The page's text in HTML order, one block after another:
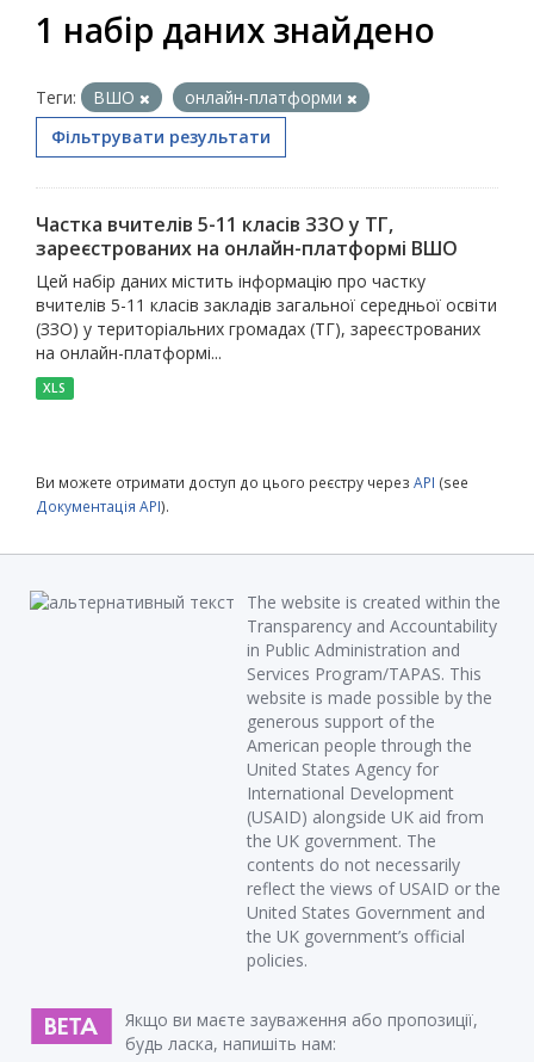
1 набір даних знайдено
Теги: ВШО
онлайн-платформи
Фільтрувати результати
Частка вчителів 5-11 класів ЗЗО у ТГ,
зареєстрованих на онлайн-платформі ВШО
Цей набір даних містить інформацію про частку
вчителів 5-11 класів закладів загальної середньої освіти
(ЗЗО) у територіальних громадах (ТГ), зареєстрованих
на онлайн-платформі...
XLS
Ви можете отримати доступ до цього реєстру через API (see
Документація API).
The website is created within the
Transparency and Accountability
in Public Administration and
Services Program/TAPAS. This
website is made possible by the
generous support of the
American people through the
United States Agency for
International Development
(USAID) alongside UK aid from
the UK government. The
contents do not necessarily
reflect the views of USAID or the
United States Government and
the UK government’s official
policies.
Якщо ви маєте зауваження або пропозиції,
будь ласка, напишіть нам: